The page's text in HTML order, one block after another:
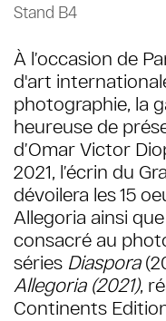
Stand B4
À l’occasion de
d'art
photographie, la
heureuse de
d’Omar Victor
2021, l’écrin du
dévoilera les 15
Allegoria ainsi
consacré au
séries Diaspora
Allegoria (2021),
Continents